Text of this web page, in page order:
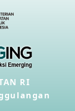
04 May 2026
RI